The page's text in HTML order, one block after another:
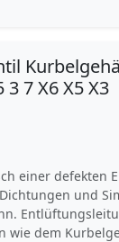
7 X6 X5 X3
einer defekten
und
wie dem